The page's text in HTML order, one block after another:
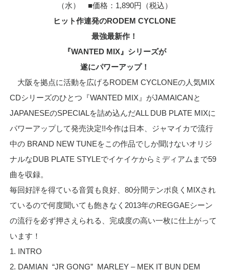
（水） ■価格：1,890円（税込）
ヒット作連発のRODEM CYCLONE
最強最新作！
『WANTED MIX』シリーズが
遂にパワーアップ！
大阪を拠点に活動を広げるRODEM CYCLONEの人気MIX
CDシリーズのひとつ『WANTED MIX』がJAMAICANと
JAPANESEのSPECIALを詰め込んだALL DUB PLATE MIXに
パワーアップして発売決定!!今作は日本、ジャマイカで流行
中の BRAND NEW TUNEをこの作品でしか聞けないオリジ
ナルなDUB PLATE STYLEでイケイケからミディアムまで59
曲を収録。
毎回好評を得ている音質も良好、80分間テンポ良くMIXされ
ているので何度聞いても飽きなく2013年のREGGAEシーン
の流行を必ず押さえられる、完成度の高い一枚に仕上がって
います！
1. INTRO
2. DAMIAN “JR GONG” MARLEY – MEK IT BUN DEM